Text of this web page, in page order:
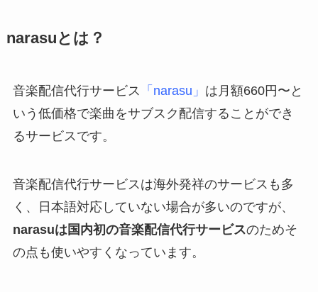
narasuとは？
音楽配信代行サービス 「narasu」 は月額660円〜と
いう低価格で楽曲をサブスク配信することができ
るサービスです。
音楽配信代行サービスは海外発祥のサービスも多
く、日本語対応していない場合が多いのですが、
narasuは国内初の音楽配信代行サービスのためそ
の点も使いやすくなっています。